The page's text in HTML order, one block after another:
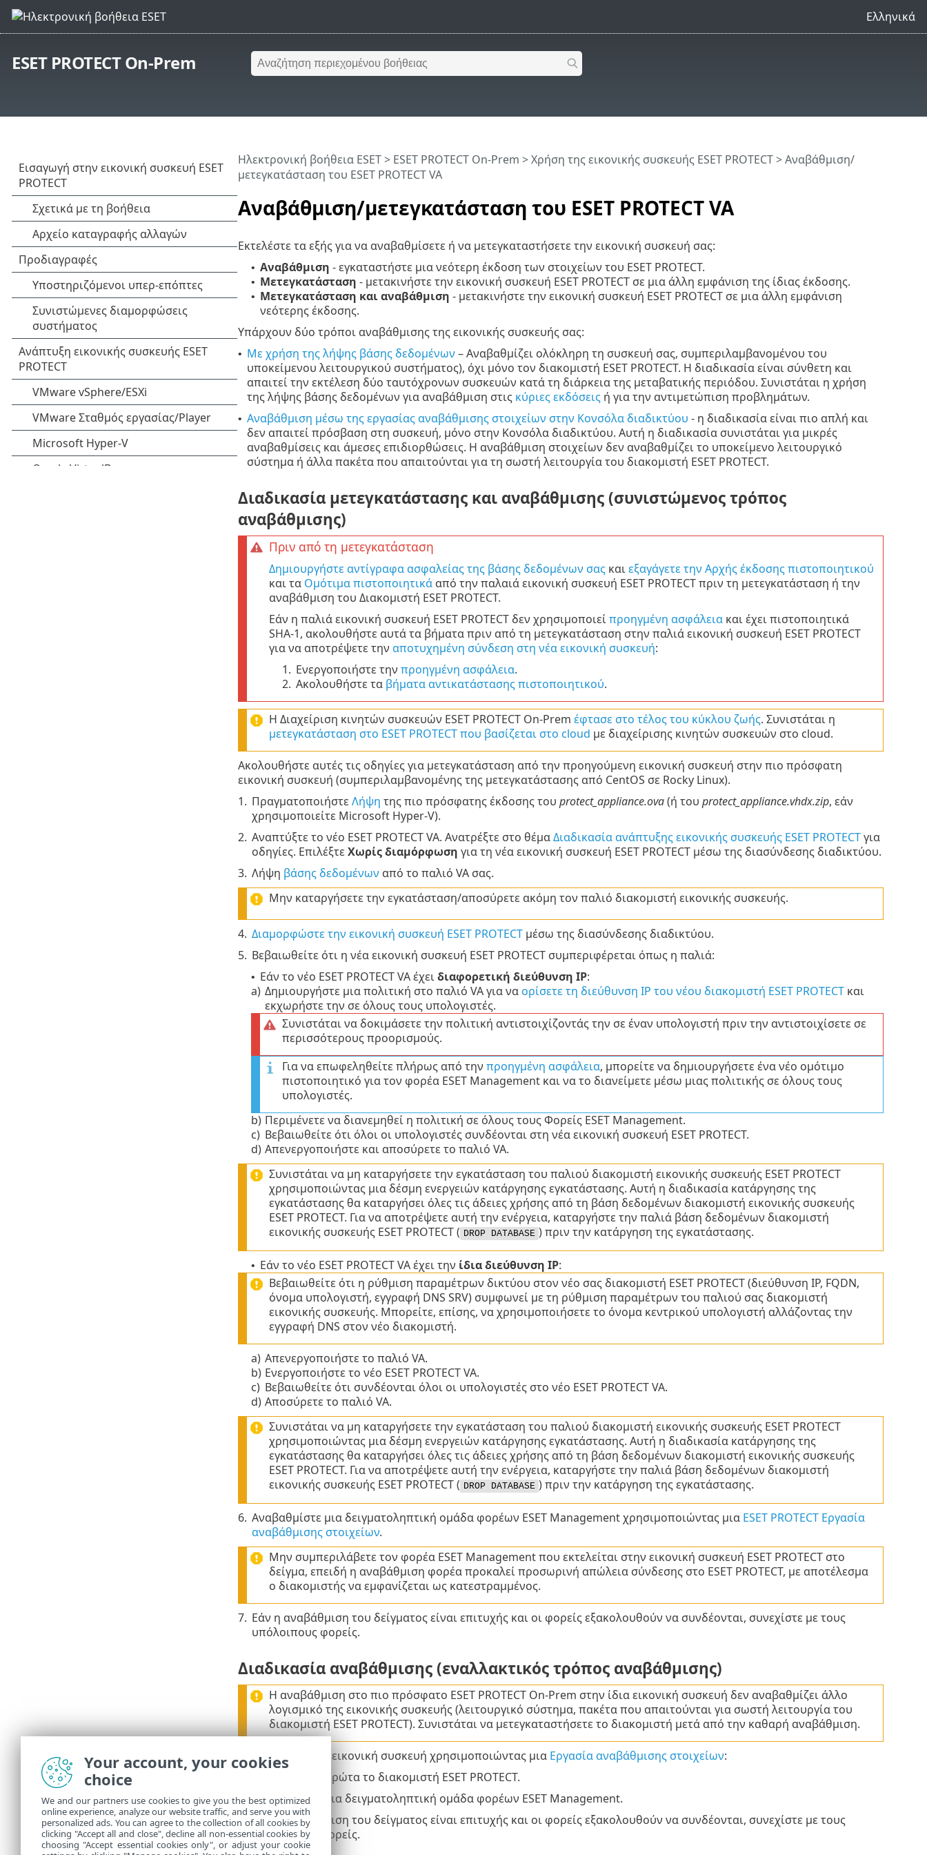
Ελληνικά
ESET PROTECT On-Prem
Αναβάθμιση/μετεγκατάσταση του ESET PROTECT VA
Ηλεκτρονική βοήθεια ESET> ESET PROTECT On-Prem >Χρήση της εικονικής συσκευής ESET PROTECT> Αναβάθμιση/
μετεγκατάσταση του ESET PROTECT VA
Εκτελέστε τα εξής για να αναβαθμίσετε ή να μετεγκαταστήσετε την εικονική συσκευή σας:
• Αναβάθμιση - εγκαταστήστε μια νεότερη έκδοση των στοιχείων του ESET PROTECT.
• Μετεγκατάσταση - μετακινήστε την εικονική συσκευή ESET PROTECT σε μια άλλη εμφάνιση της ίδιας έκδοσης.
• Μετεγκατάσταση και αναβάθμιση - μετακινήστε την εικονική συσκευή ESET PROTECT σε μια άλλη εμφάνιση
νεότερης έκδοσης.
Υπάρχουν δύο τρόποι αναβάθμισης της εικονικής συσκευής σας:
• Με χρήση της λήψης βάσης δεδομένων – Αναβαθμίζει ολόκληρη τη συσκευή σας, συμπεριλαμβανομένου του
υποκείμενου λειτουργικού συστήματος), όχι μόνο τον διακομιστή ESET PROTECT. Η διαδικασία είναι σύνθετη και
απαιτεί την εκτέλεση δύο ταυτόχρονων συσκευών κατά τη διάρκεια της μεταβατικής περιόδου. Συνιστάται η χρήση
της λήψης βάσης δεδομένων για αναβάθμιση στις κύριες εκδόσειςή για την αντιμετώπιση προβλημάτων.
• Αναβάθμιση μέσω της εργασίας αναβάθμισης στοιχείων στην Κονσόλα διαδικτύου - η διαδικασία είναι πιο απλή και
δεν απαιτεί πρόσβαση στη συσκευή, μόνο στην Κονσόλα διαδικτύου. Αυτή η διαδικασία συνιστάται για μικρές
αναβαθμίσεις και άμεσες επιδιορθώσεις. Η αναβάθμιση στοιχείων δεν αναβαθμίζει το υποκείμενο λειτουργικό
σύστημα ή άλλα πακέτα που απαιτούνται για τη σωστή λειτουργία του διακομιστή ESET PROTECT.
Διαδικασία μετεγκατάστασης και αναβάθμισης (συνιστώμενος τρόπος
αναβάθμισης)
Πριν από τη μετεγκατάσταση
Δημιουργήστε αντίγραφα ασφαλείας της βάσης δεδομένων σαςκαιεξαγάγετε την Αρχής έκδοσης πιστοποιητικού
και τα Ομότιμα πιστοποιητικάαπό την παλαιά εικονική συσκευή ESET PROTECT πριν τη μετεγκατάσταση ή την
αναβάθμιση του Διακομιστή ESET PROTECT.
Εάν η παλιά εικονική συσκευή ESET PROTECT δεν χρησιμοποιείπροηγμένη ασφάλειακαι έχει πιστοποιητικά
SHA-1, ακολουθήστε αυτά τα βήματα πριν από τη μετεγκατάσταση στην παλιά εικονική συσκευή ESET PROTECT
για να αποτρέψετε την αποτυχημένη σύνδεση στη νέα εικονική συσκευή:
1. Ενεργοποιήστε την προηγμένη ασφάλεια.
2. Ακολουθήστε τα βήματα αντικατάστασης πιστοποιητικού.
Η Διαχείριση κινητών συσκευών ESET PROTECT On-Prem έφτασε στο τέλος του κύκλου ζωής. Συνιστάται η
μετεγκατάσταση στο ESET PROTECT που βασίζεται στο cloud με διαχείρισης κινητών συσκευών στο cloud.
Ακολουθήστε αυτές τις οδηγίες για μετεγκατάσταση από την προηγούμενη εικονική συσκευή στην πιο πρόσφατη
εικονική συσκευή (συμπεριλαμβανομένης της μετεγκατάστασης από CentOS σε Rocky Linux).
1. ΠραγματοποιήστεΛήψη της πιο πρόσφατης έκδοσης του protect_appliance.ova(ή του protect_appliance.vhdx.zip, εάν
χρησιμοποιείτε Microsoft Hyper-V).
2. Αναπτύξτε το νέο ESET PROTECT VA. Ανατρέξτε στο θέμαΔιαδικασία ανάπτυξης εικονικής συσκευής ESET PROTECTγια
οδηγίες. ΕπιλέξτεΧωρίς διαμόρφωση για τη νέα εικονική συσκευή ESET PROTECT μέσω της διασύνδεσης διαδικτύου.
3. Λήψη βάσης δεδομένων από το παλιό VA σας.
Μην καταργήσετε την εγκατάσταση/αποσύρετε ακόμη τον παλιό διακομιστή εικονικής συσκευής.
4. Διαμορφώστε την εικονική συσκευή ESET PROTECTμέσω της διασύνδεσης διαδικτύου.
5. Βεβαιωθείτε ότι η νέα εικονική συσκευή ESET PROTECT συμπεριφέρεται όπως η παλιά:
• Εάν το νέο ESET PROTECT VA έχειδιαφορετική διεύθυνση IP:
a) Δημιουργήστε μια πολιτική στο παλιό VA για ναορίσετε τη διεύθυνση IP του νέου διακομιστή ESET PROTECTκαι
εκχωρήστε την σε όλους τους υπολογιστές.
Συνιστάται να δοκιμάσετε την πολιτική αντιστοιχίζοντάς την σε έναν υπολογιστή πριν την αντιστοιχίσετε σε
περισσότερους προορισμούς.
Για να επωφεληθείτε πλήρως από την προηγμένη ασφάλεια, μπορείτε να δημιουργήσετε ένα νέο ομότιμο
πιστοποιητικό για τον φορέα ESET Management και να το διανείμετε μέσω μιας πολιτικής σε όλους τους
υπολογιστές.
b) Περιμένετε να διανεμηθεί η πολιτική σε όλους τους Φορείς ESET Management.
c) Βεβαιωθείτε ότι όλοι οι υπολογιστές συνδέονται στη νέα εικονική συσκευή ESET PROTECT.
d) Απενεργοποιήστε και αποσύρετε το παλιό VA.
Συνιστάται να μη καταργήσετε την εγκατάσταση του παλιού διακομιστή εικονικής συσκευής ESET PROTECT
χρησιμοποιώντας μια δέσμη ενεργειών κατάργησης εγκατάστασης. Αυτή η διαδικασία κατάργησης της
εγκατάστασης θα καταργήσει όλες τις άδειες χρήσης από τη βάση δεδομένων διακομιστή εικονικής συσκευής
ESET PROTECT. Για να αποτρέψετε αυτή την ενέργεια, καταργήστε την παλιά βάση δεδομένων διακομιστή
εικονικής συσκευής ESET PROTECT ( DROP DATABASE ) πριν την κατάργηση της εγκατάστασης.
• Εάν το νέο ESET PROTECT VA έχει την ίδια διεύθυνση IP:
Βεβαιωθείτε ότι η ρύθμιση παραμέτρων δικτύου στον νέο σας διακομιστή ESET PROTECT (διεύθυνση IP, FQDN,
όνομα υπολογιστή, εγγραφή DNS SRV) συμφωνεί με τη ρύθμιση παραμέτρων του παλιού σας διακομιστή
εικονικής συσκευής. Μπορείτε, επίσης, να χρησιμοποιήσετε το όνομα κεντρικού υπολογιστή αλλάζοντας την
εγγραφή DNS στον νέο διακομιστή.
a) Απενεργοποιήστε το παλιό VA.
b) Ενεργοποιήστε το νέο ESET PROTECT VA.
c) Βεβαιωθείτε ότι συνδέονται όλοι οι υπολογιστές στο νέο ESET PROTECT VA.
d) Αποσύρετε το παλιό VA.
Συνιστάται να μη καταργήσετε την εγκατάσταση του παλιού διακομιστή εικονικής συσκευής ESET PROTECT
χρησιμοποιώντας μια δέσμη ενεργειών κατάργησης εγκατάστασης. Αυτή η διαδικασία κατάργησης της
εγκατάστασης θα καταργήσει όλες τις άδειες χρήσης από τη βάση δεδομένων διακομιστή εικονικής συσκευής
ESET PROTECT. Για να αποτρέψετε αυτή την ενέργεια, καταργήστε την παλιά βάση δεδομένων διακομιστή
εικονικής συσκευής ESET PROTECT ( DROP DATABASE ) πριν την κατάργηση της εγκατάστασης.
6. Αναβαθμίστε μια δειγματοληπτική ομάδα φορέων ESET Management χρησιμοποιώντας μια ESET PROTECT Εργασία
αναβάθμισης στοιχείων.
Μην συμπεριλάβετε τον φορέα ESET Management που εκτελείται στην εικονική συσκευή ESET PROTECT στο
δείγμα, επειδή η αναβάθμιση φορέα προκαλεί προσωρινή απώλεια σύνδεσης στο ESET PROTECT, με αποτέλεσμα
ο διακομιστής να εμφανίζεται ως κατεστραμμένος.
7. Εάν η αναβάθμιση του δείγματος είναι επιτυχής και οι φορείς εξακολουθούν να συνδέονται, συνεχίστε με τους
υπόλοιπους φορείς.
Διαδικασία αναβάθμισης (εναλλακτικός τρόπος αναβάθμισης)
Η αναβάθμιση στο πιο πρόσφατο ESET PROTECT On-Prem στην ίδια εικονική συσκευή δεν αναβαθμίζει άλλο
λογισμικό της εικονικής συσκευής (λειτουργικό σύστημα, πακέτα που απαιτούνται για σωστή λειτουργία του
διακομιστή ESET PROTECT). Συνιστάται να μετεγκαταστήσετε το διακομιστή μετά από την καθαρή αναβάθμιση.
Αναβαθμίστε την εικονική συσκευή χρησιμοποιώντας μια Εργασία αναβάθμισης στοιχείων:
Αναβαθμίστε πρώτα το διακομιστή ESET PROTECT.
2. Αναβαθμίστε μια δειγματοληπτική ομάδα φορέων ESET Management.
3. Εάν η αναβάθμιση του δείγματος είναι επιτυχής και οι φορείς εξακολουθούν να συνδέονται, συνεχίστε με τους
υπόλοιπους φορείς.
Your account, your cookies
choice
We and our partners use cookies to give you the best optimized
online experience, analyze our website traffic, and serve you with
personalized ads. You can agree to the collection of all cookies by
clicking "Accept all and close", decline all non-essential cookies by
choosing "Accept essential cookies only", or adjust your cookie